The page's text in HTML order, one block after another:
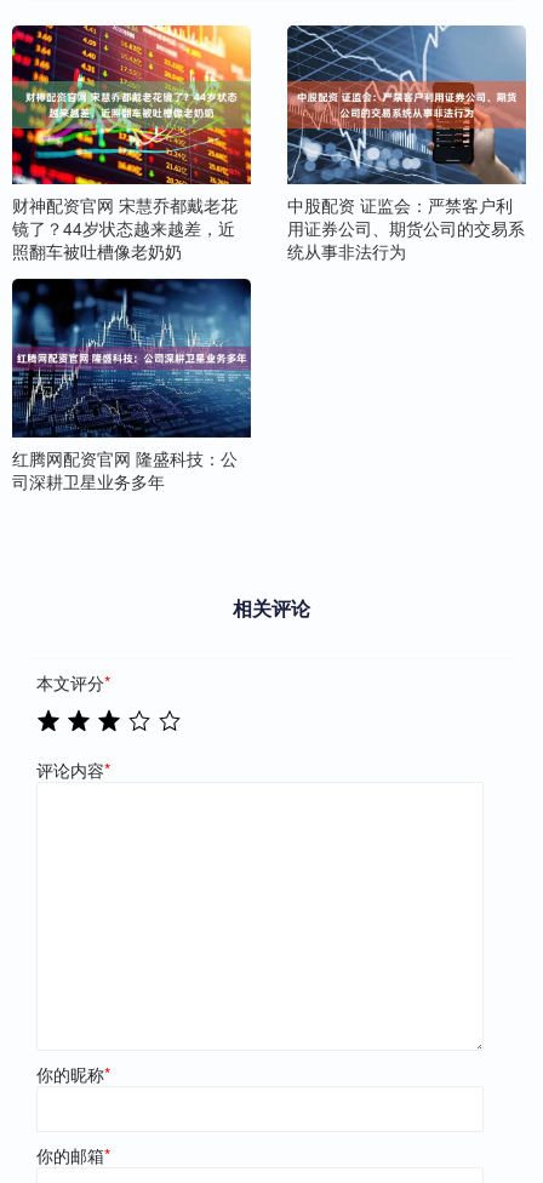
财神配资官网 宋慧乔都戴老花
镜了？44岁状态越来越差，近
照翻车被吐槽像老奶奶
中股配资 证监会：严禁客户利
用证券公司、期货公司的交易系
统从事非法行为
红腾网配资官网 隆盛科技：公
司深耕卫星业务多年
相关评论
本文评分*
评论内容*
你的昵称*
你的邮箱*